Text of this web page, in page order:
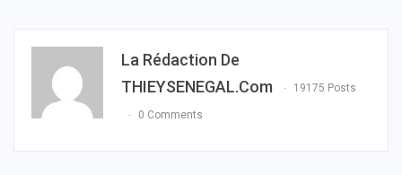
La Rédaction De
THIEYSENEGAL.com
19175 Posts
0 Comments